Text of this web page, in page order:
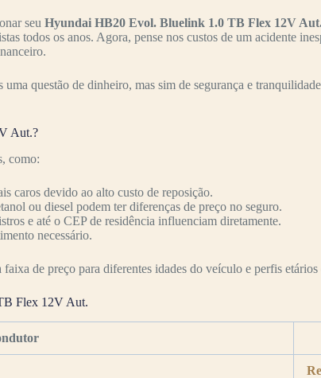
seu Hyundai HB20 Evol. Bluelink 1.0 TB Flex 12V
todos os anos. Agora, pense nos custos de um acidente
uma questão de dinheiro, mas sim de segurança e
Aut.?
como:
caros devido ao alto custo de reposição.
ou diesel podem ter diferenças de preço no seguro.
e até o CEP de residência influenciam diretamente.
necessário.
de preço para diferentes idades do veículo e perfis etários
Flex 12V Aut.